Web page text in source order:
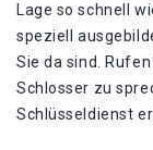
Lage so schnell
speziell
Sie da sind.
Schlosser zu
Schlüsseldienst